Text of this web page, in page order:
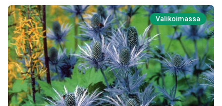
Valikoimassa